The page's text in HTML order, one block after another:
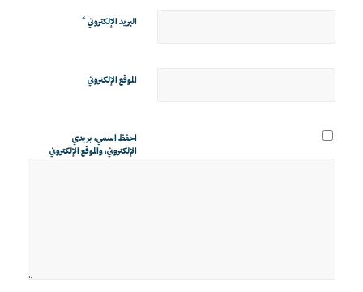
البريد الإلكتروني*
الموقع الإلكتروني
احفظ اسمي، بريدي
الإلكتروني، والموقع الإلكتروني